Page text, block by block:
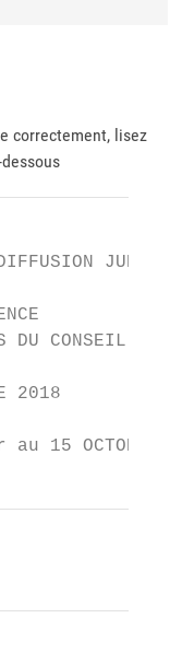
correctement, lisez
DU CONSEIL
2018
au 15 OCTOBRE